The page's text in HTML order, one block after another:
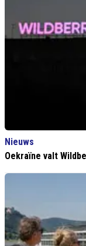
Nieuws
Oekraïne valt